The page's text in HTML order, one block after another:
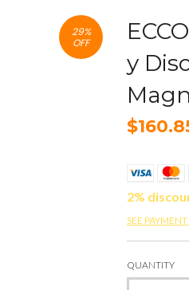
29%
OFF
y
2%
SEE
QUANTITY